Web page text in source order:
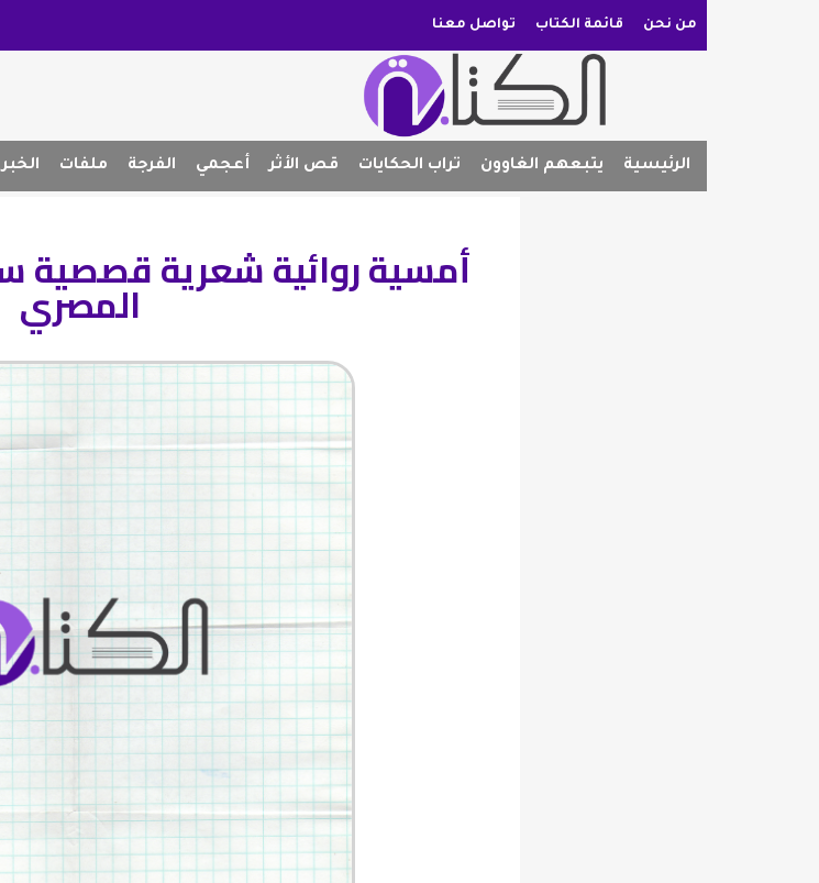
من نحن قائمة الكتاب تواصل معنا
الرئيسية يتبعهم الغاوون تراب الحكايات قص الأثر أعجمي الفرجة ملفات
أمسية روائية شعرية قصصية
المصري